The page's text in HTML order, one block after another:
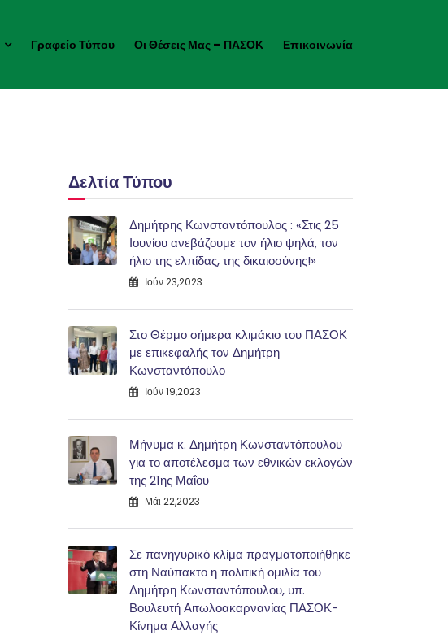
Γραφείο Τύπου Οι Θέσεις Μας – ΠΑΣΟΚ Επικοινωνία
Δελτία Τύπου
Δημήτρης Κωνσταντόπουλος : «Στις 25
Ιουνίου ανεβάζουμε τον ήλιο ψηλά, τον
ήλιο της ελπίδας, της δικαιοσύνης!»
Ιούν 23,2023
Στο Θέρμο σήμερα κλιμάκιο του ΠΑΣΟΚ
με επικεφαλής τον Δημήτρη
Κωνσταντόπουλο
Ιούν 19,2023
Μήνυμα κ. Δημήτρη Κωνσταντόπουλου
για το αποτέλεσμα των εθνικών εκλογών
της 21ης Μαΐου
Μάι 22,2023
Σε πανηγυρικό κλίμα πραγματοποιήθηκε
στη Ναύπακτο η πολιτική ομιλία του
Δημήτρη Κωνσταντόπουλου, υπ.
Βουλευτή Αιτωλοακαρνανίας ΠΑΣΟΚ-
Κίνημα Αλλαγής